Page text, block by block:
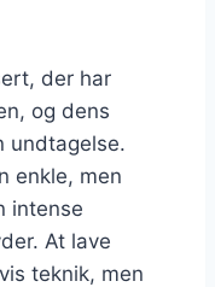
der har
og dens
undtagelse.
enkle, men
intense
At lave
teknik, men